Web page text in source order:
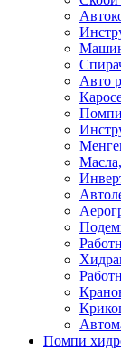
Авто
Помпи
Помпи